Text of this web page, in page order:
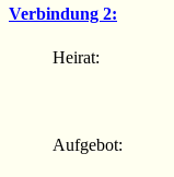
Verbindung 2:
Heirat:
Aufgebot: